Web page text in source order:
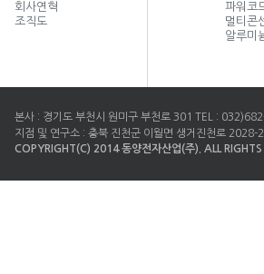
회사연혁
조직도
파워코
멀티콘
알루미
본사 : 경기도 부천시 원미구 부천로 301 TEL :
지점 및 연구소 : 충북 진천군 이월면 생거진천로 2028-
COPYRIGHT(C) 2014 동양전자산업(주). ALL RIGHTS